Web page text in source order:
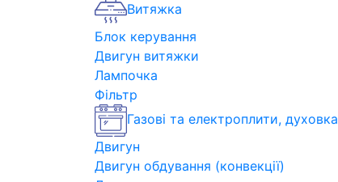
Витяжка
Блок керування
Двигун витяжки
Лампочка
Фільтр
Газові та електроплити, духовка
Двигун
Двигун обдування (конвекції)